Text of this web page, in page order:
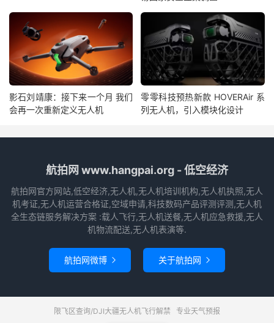
影石刘靖康：接下来一个月 我们
会再一次重新定义无人机
零零科技预热新款 HOVERAir 系
列无人机，引入模块化设计
航拍网 www.hangpai.org - 低空经济
航拍网官方网站,低空经济,无人机,无人机培训机构,无人机执照,无人
机考证,无人机运营合格证,空域申请,科技数码产品评测评测,无人机
全生态链服务解决方案 :载人飞行,无人机送餐,无人机应急救援,无人
机物流配送,无人机表演等.
航拍网微博  关于航拍网 
限飞区查询/DJI大疆无人机飞行解禁 专业天气预报